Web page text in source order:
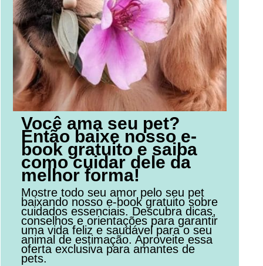
Você ama seu pet?
Então baixe nosso e-
book gratuito e saiba
como cuidar dele da
melhor forma!
Mostre todo seu amor pelo seu pet
baixando nosso e-book gratuito sobre
cuidados essenciais. Descubra dicas,
conselhos e orientações para garantir
uma vida feliz e saudável para o seu
animal de estimação. Aproveite essa
oferta exclusiva para amantes de
pets.